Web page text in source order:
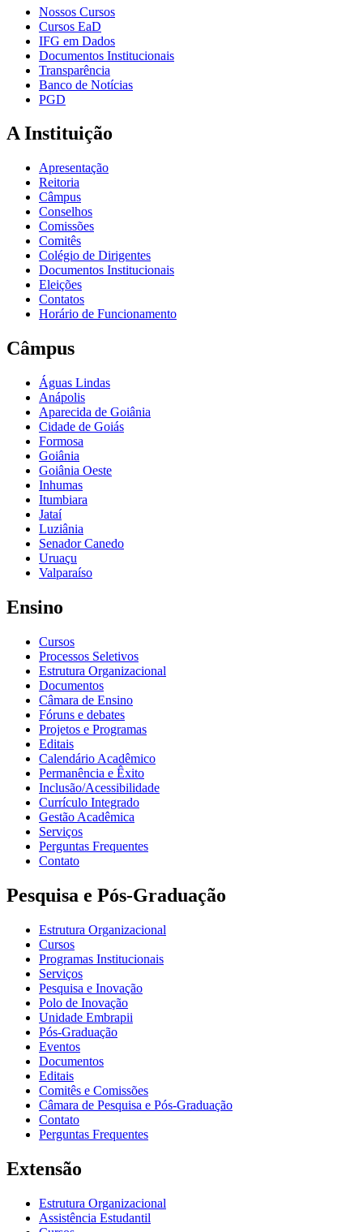
Nossos Cursos
Cursos EaD
IFG em Dados
Documentos Institucionais
Transparência
Banco de Notícias
PGD
A Instituição
Apresentação
Reitoria
Câmpus
Conselhos
Comissões
Comitês
Colégio de Dirigentes
Documentos Institucionais
Eleições
Contatos
Horário de Funcionamento
Câmpus
Águas Lindas
Anápolis
Aparecida de Goiânia
Cidade de Goiás
Formosa
Goiânia
Goiânia Oeste
Inhumas
Itumbiara
Jataí
Luziânia
Senador Canedo
Uruaçu
Valparaíso
Ensino
Cursos
Processos Seletivos
Estrutura Organizacional
Documentos
Câmara de Ensino
Fóruns e debates
Projetos e Programas
Editais
Calendário Acadêmico
Permanência e Êxito
Inclusão/Acessibilidade
Currículo Integrado
Gestão Acadêmica
Serviços
Perguntas Frequentes
Contato
Pesquisa e Pós-Graduação
Estrutura Organizacional
Cursos
Programas Institucionais
Serviços
Pesquisa e Inovação
Polo de Inovação
Unidade Embrapii
Pós-Graduação
Eventos
Documentos
Editais
Comitês e Comissões
Câmara de Pesquisa e Pós-Graduação
Contato
Perguntas Frequentes
Extensão
Estrutura Organizacional
Assistência Estudantil